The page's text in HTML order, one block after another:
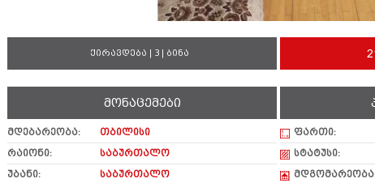
ქირავდება | 3 | ბინა
მონაცემები
მდებარეობა:
თბილისი
რაიონი:
საბურთალო
უბანი:
საბურთალო
ფართი:
სტატუსი: